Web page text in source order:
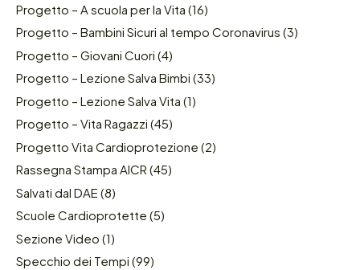
Progetto – A scuola per la Vita (16)
Progetto – Bambini Sicuri al tempo Coronavirus (3)
Progetto – Giovani Cuori (4)
Progetto – Lezione Salva Bimbi (33)
Progetto – Lezione Salva Vita (1)
Progetto – Vita Ragazzi (45)
Progetto Vita Cardioprotezione (2)
Rassegna Stampa AICR (45)
Salvati dal DAE (8)
Scuole Cardioprotette (5)
Sezione Video (1)
Specchio dei Tempi (99)